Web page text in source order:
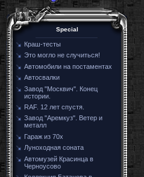
Special
Краш-тесты
Это могло не случиться!
Автомобили на постаментах
Автосвалки
Завод "Москвич". Конец
истории.
RAF. 12 лет спустя.
Завод "Аремкуз". Ветер и
металл
Гараж из 70х
Луноходная соната
Автомузей Красинца в
Черноусово